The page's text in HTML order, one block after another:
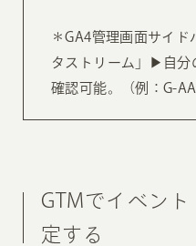
＊GA4管理画面サイ
タストリーム」▶︎自分
確認可能。（例：G-
GTMでイベン
定する